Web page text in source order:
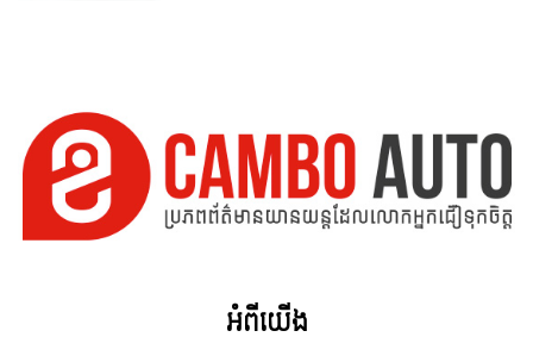
អំពី​យើង